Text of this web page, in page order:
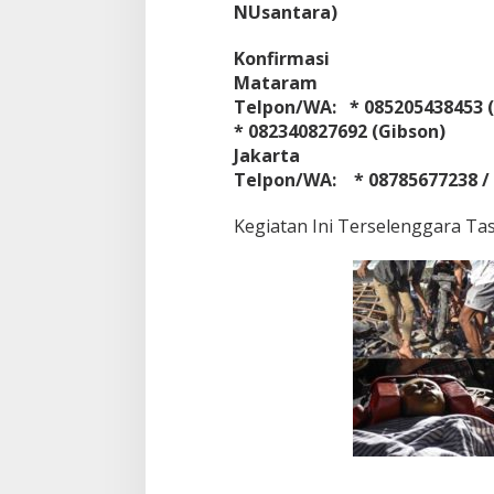
NUsantara)
Konfirmasi
Mataram
Telpon/WA: * 085205438453
* 082340827692 (Gibson)
Jakarta
Telpon/WA: * 08785677238 /
Kegiatan Ini Terselenggara
Koordinator ARPN Mario Sebut
September 14, 2025
Pengurus
Membangun
Di Berita, Ekonomi, Politik